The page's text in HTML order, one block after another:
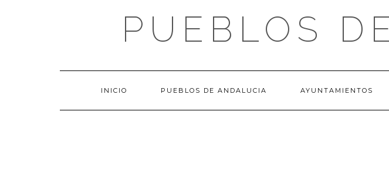
PUEBLOS
INICIO PUEBLOS DE ANDALUCIA AYUNTAMIENTOS